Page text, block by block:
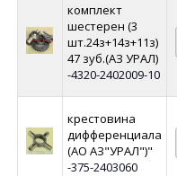
комплект
шестерен (3
шт.24з+14з+11з)
47 зуб.(АЗ УРАЛ)
-4320-2402009-10
крестовина
дифференциала
(АО АЗ"УРАЛ")"
-375-2403060